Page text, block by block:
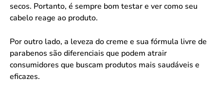
secos. Portanto, é sempre bom testar e ver como seu
cabelo reage ao produto.
Por outro lado, a leveza do creme e sua fórmula livre de
parabenos são diferenciais que podem atrair
consumidores que buscam produtos mais saudáveis e
eficazes.